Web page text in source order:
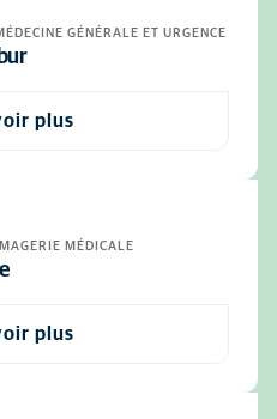
GÉNÉRALE ET URGENCE
plus
MÉDICALE
plus